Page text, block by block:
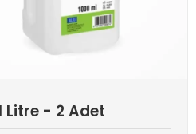
Litre - 2 Adet